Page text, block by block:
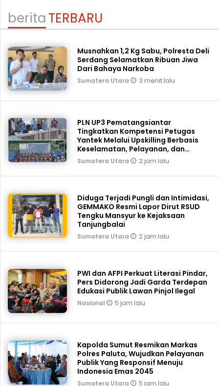
beritaTERBARU
Musnahkan 1,2 Kg Sabu, Polresta Deli
Serdang Selamatkan Ribuan Jiwa
Dari Bahaya Narkoba
Sumatera Utara 3 menit lalu
PLN UP3 Pematangsiantar
Tingkatkan Kompetensi Petugas
Yantek Melalui Upskilling Berbasis
Keselamatan, Pelayanan, dan
Keandalan
Sumatera Utara 2 jam lalu
Diduga Terjadi Pungli dan Intimidasi,
GEMMAKO Resmi Lapor Dirut RSUD
Tengku Mansyur ke Kejaksaan
Tanjungbalai
Sumatera Utara 2 jam lalu
PWI dan AFPI Perkuat Literasi Pindar,
Pers Didorong Jadi Garda Terdepan
Edukasi Publik Lawan Pinjol Ilegal
Nasional 5 jam lalu
Kapolda Sumut Resmikan Markas
Polres Paluta, Wujudkan Pelayanan
Publik Yang Responsif Menuju
Indonesia Emas 2045
Sumatera Utara 5 jam lalu